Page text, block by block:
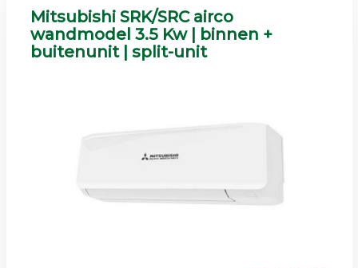
Mitsubishi SRK/SRC airco
wandmodel 3.5 Kw | binnen +
buitenunit | split-unit